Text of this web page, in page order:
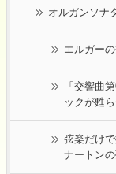
オルガンソナ
エルガー
「交響曲
ックが甦
弦楽だけ
ナートン